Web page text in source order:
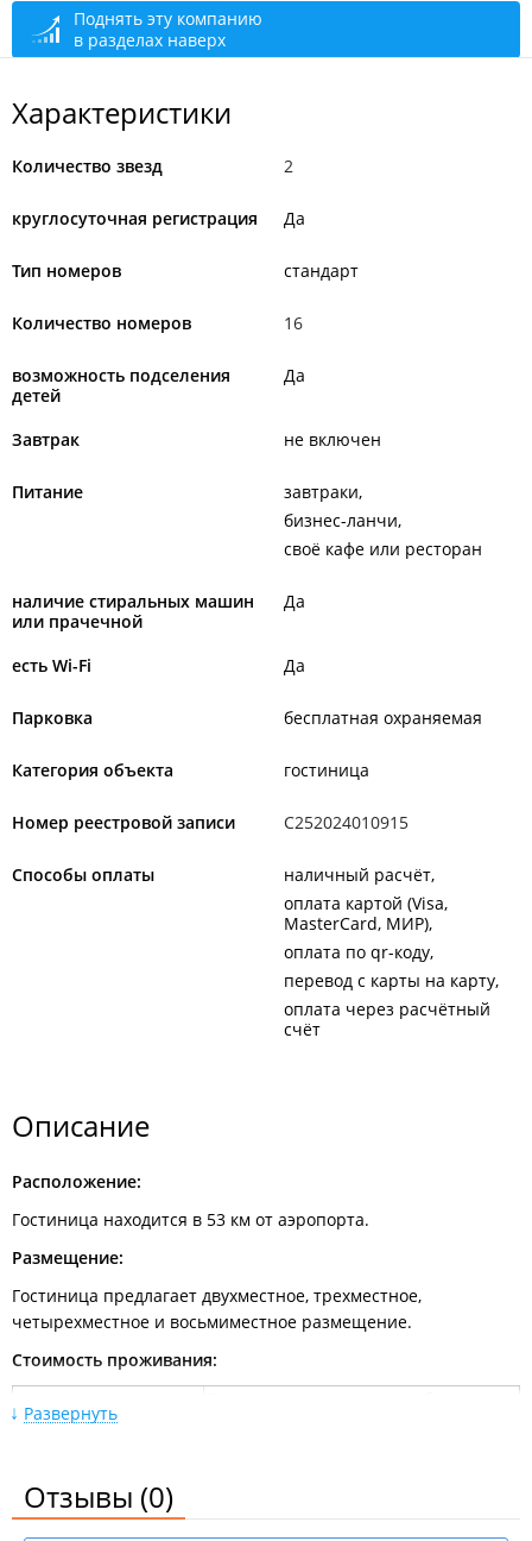
Офис открыто: 09:00–18:00
Поднять эту компанию
в разделах наверх
Характеристики
Количество звезд 2
круглосуточная регистрация Да
Тип номеров стандарт
Количество номеров 16
возможность подселения
детей
Да
Завтрак не включен
Питание
завтраки
бизнес-ланчи
своё кафе или ресторан
наличие стиральных машин
или прачечной
Да
есть Wi-Fi Да
Парковка бесплатная охраняемая
Категория объекта гостиница
Номер реестровой записи С252024010915
Способы оплаты
наличный расчёт
оплата картой (Visa,
MasterCard, МИР)
оплата по qr-коду
перевод с карты на карту
оплата через расчётный
счёт
Описание
Расположение:
Гостиница находится в 53 км от аэропорта.
Размещение:
Гостиница предлагает двухместное, трехместное,
четырехместное и восьмиместное размещение.
Стоимость проживания:
Категория номера
Восьмиместный
Развернуть
Отзывы (0)